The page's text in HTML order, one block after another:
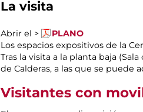
La visita
Abrir el >
PLANO
Los espacios expositivos de la
Tras la visita a la planta baja
de Calderas, a las que se puede
Visitantes con